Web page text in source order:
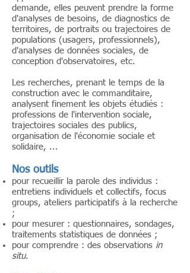
demande, elles peuvent prendre la forme
d'analyses de besoins, de diagnostics de
territoires, de portraits ou trajectoires de
populations (usagers, professionnels),
d'analyses de données sociales, de
conception d'observatoires, etc.
Les recherches, prenant le temps de la
construction avec le commanditaire,
analysent finement les objets étudiés :
professions de l'intervention sociale,
trajectoires sociales des publics,
organisation de l'économie sociale et
solidaire, ...
Nos outils
pour recueillir la parole des individus :
entretiens individuels et collectifs, focus
groups, ateliers participatifs à la recherche
;
pour mesurer : questionnaires, sondages,
traitements statistiques de données ;
pour comprendre : des observations in
situ.